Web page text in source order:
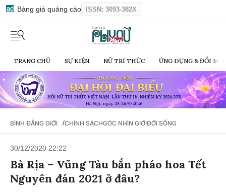
Bảng giá quảng cáo ISSN: 3093-382X
TRANG CHỦ SỰ KIỆN NỮ TRÍ THỨC ỨNG DỤNG & ĐỔI
BÌNH ĐẲNG GIỚI /CHÍNH SÁCHGÓC NHÌN GIỚIĐỜI SỐNG
30/12/2020 22:22
Bà Rịa – Vũng Tàu bắn pháo hoa Tết
Nguyên đán 2021 ở đâu?